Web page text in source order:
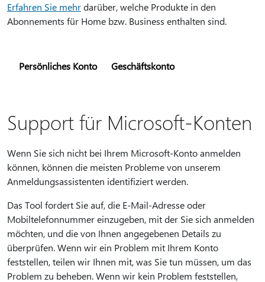
Erfahren Sie mehrdarüber, welche Produkte in den
Abonnements für Home bzw. Business enthalten sind.
Persönliches Konto Geschäftskonto
Support für Microsoft-Konten
Wenn Sie sich nicht bei Ihrem Microsoft-Konto anmelden
können, können die meisten Probleme von unserem
Anmeldungsassistenten identifiziert werden.
Das Tool fordert Sie auf, die E-Mail-Adresse oder
Mobiltelefonnummer einzugeben, mit der Sie sich anmelden
möchten, und die von Ihnen angegebenen Details zu
überprüfen. Wenn wir ein Problem mit Ihrem Konto
feststellen, teilen wir Ihnen mit, was Sie tun müssen, um das
Problem zu beheben. Wenn wir kein Problem feststellen,